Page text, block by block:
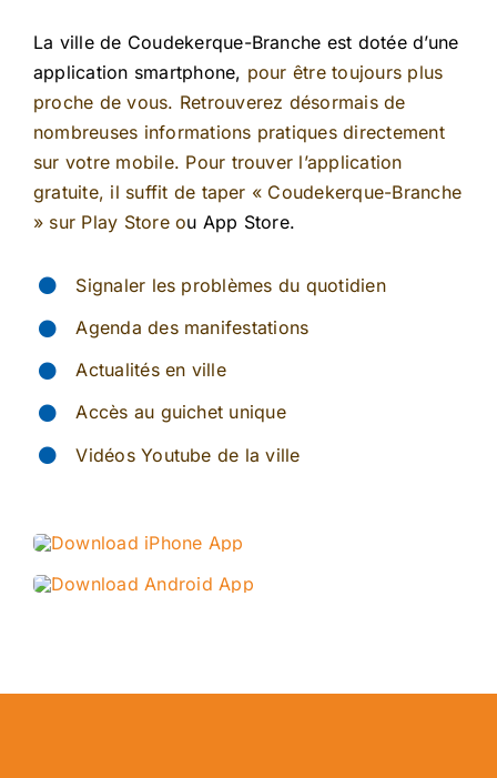
La ville de Coudekerque-Branche est dotée d’une
application smartphone, pour être toujours plus
proche de vous. Retrouverez désormais de
nombreuses informations pratiques directement
sur votre mobile. Pour trouver l’application
gratuite, il suffit de taper « Coudekerque-Branche
» sur Play Store ou App Store.
Signaler les problèmes du quotidien
Agenda des manifestations
Actualités en ville
Accès au guichet unique
Vidéos Youtube de la ville